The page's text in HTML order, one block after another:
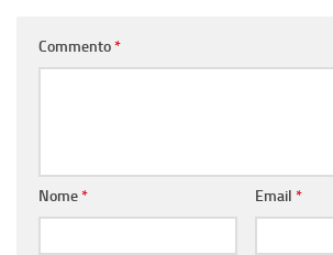
Commento*
Nome* Email *